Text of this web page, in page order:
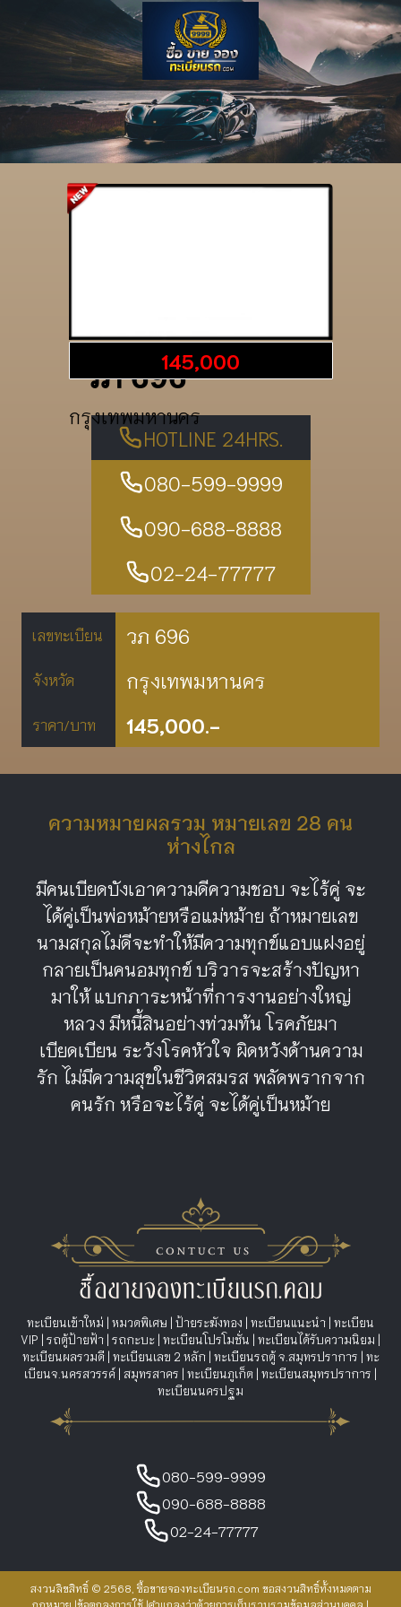
วภ 696
กรุงเทพมหานคร
145,000
HOTLINE 24HRS.
080-599-9999
090-688-8888
02-24-77777
เลขทะเบียน วภ 696
จังหวัด กรุงเทพมหานคร
ราคา/บาท 145,000.-
ความหมายผลรวม หมายเลข 28 คน
ห่างไกล
มีคนเบียดบังเอาความดีความชอบ จะไร้คู่ จะ
ได้คู่เป็นพ่อหม้ายหรือแม่หม้าย ถ้าหมายเลข
นามสกุลไม่ดีจะทำให้มีความทุกข์แอบแฝงอยู่
กลายเป็นคนอมทุกข์ บริวารจะสร้างปัญหา
มาให้ แบกภาระหน้าที่การงานอย่างใหญ่
หลวง มีหนี้สินอย่างท่วมท้น โรคภัยมา
เบียดเบียน ระวังโรคหัวใจ ผิดหวังด้านความ
รัก ไม่มีความสุขในชีวิตสมรส พลัดพรากจาก
คนรัก หรือจะไร้คู่ จะได้คู่เป็นหม้าย
ทะเบียนเข้าใหม่ | หมวดพิเศษ | ป้ายระฆังทอง | ทะเบียนแนะนำ | ทะเบียน
VIP | รถตู้ป้ายฟ้า | รถกะบะ | ทะเบียนโปรโมชั่น | ทะเบียนได้รับความนิยม |
ทะเบียนผลรวมดี | ทะเบียนเลข 2 หลัก | ทะเบียนรถตู้ จ.สมุทรปราการ | ทะ
เบียนจ.นครสวรรค์ | สมุทรสาคร | ทะเบียนภูเก็ต | ทะเบียนสมุทรปราการ |
ทะเบียนนครปฐม
080-599-9999
090-688-8888
02-24-77777
สงวนลิขสิทธิ์ © 2568, ซื้อขายจองทะเบียนรถ.com ขอสงวนสิทธิ์ทั้งหมดตาม
กฎหมาย |ข้อตกลงการใช้ |คำแถลงว่าด้วยการเก็บรวบรวมข้อมูลส่วนบุคคล |